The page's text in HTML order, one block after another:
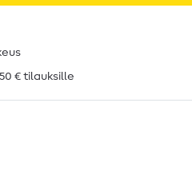
€ tilauksille